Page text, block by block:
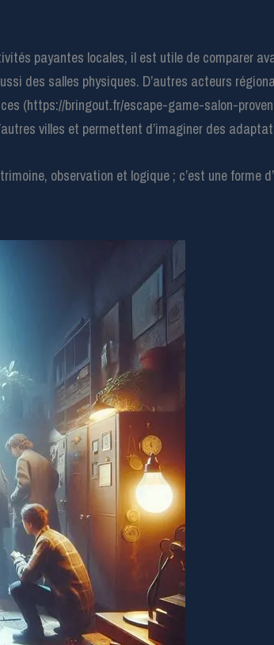
payantes locales, il est utile de comparer
des salles physiques. D’autres acteurs
(https://bringout.fr/escape-game-salon-
villes et permettent d’imaginer des
observation et logique ; c’est une forme d’